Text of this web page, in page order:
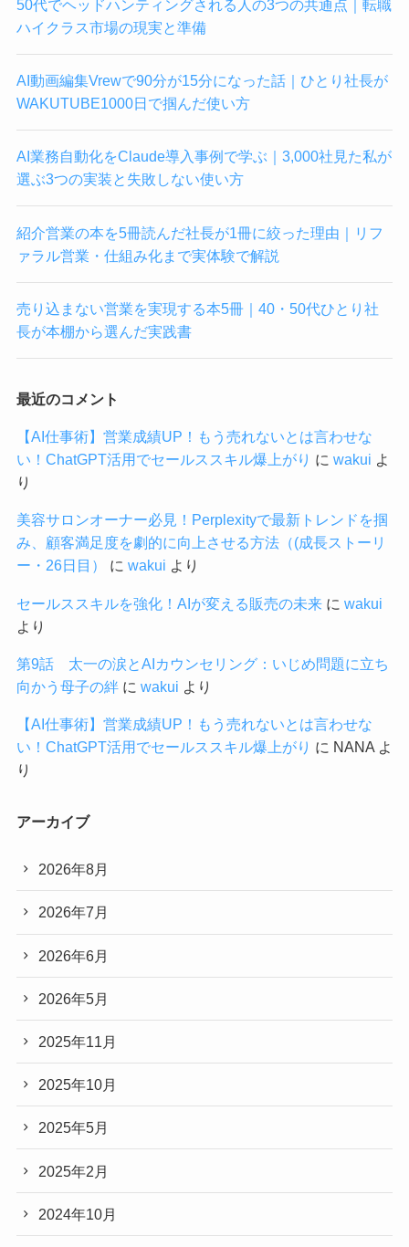
50代でヘッドハンティングされる人の3つの共通点｜転職
ハイクラス市場の現実と準備
AI動画編集Vrewで90分が15分になった話｜ひとり社長が
WAKUTUBE1000日で掴んだ使い方
AI業務自動化をClaude導入事例で学ぶ｜3,000社見た私が
選ぶ3つの実装と失敗しない使い方
紹介営業の本を5冊読んだ社長が1冊に絞った理由｜リフ
ァラル営業・仕組み化まで実体験で解説
売り込まない営業を実現する本5冊｜40・50代ひとり社
長が本棚から選んだ実践書
最近のコメント
【AI仕事術】営業成績UP！もう売れないとは言わせな
い！ChatGPT活用でセールススキル爆上がり に wakui よ
り
美容サロンオーナー必見！Perplexityで最新トレンドを掴
み、顧客満足度を劇的に向上させる方法（(成長ストーリ
ー・26日目）
に wakui より
セールススキルを強化！AIが変える販売の未来に wakui
より
第9話 太一の涙とAIカウンセリング：いじめ問題に立ち
向かう母子の絆に wakui より
【AI仕事術】営業成績UP！もう売れないとは言わせな
い！ChatGPT活用でセールススキル爆上がり に NANAよ
り
アーカイブ
2026年8月
2026年7月
2026年6月
2026年5月
2025年11月
2025年10月
2025年5月
2025年2月
2024年10月